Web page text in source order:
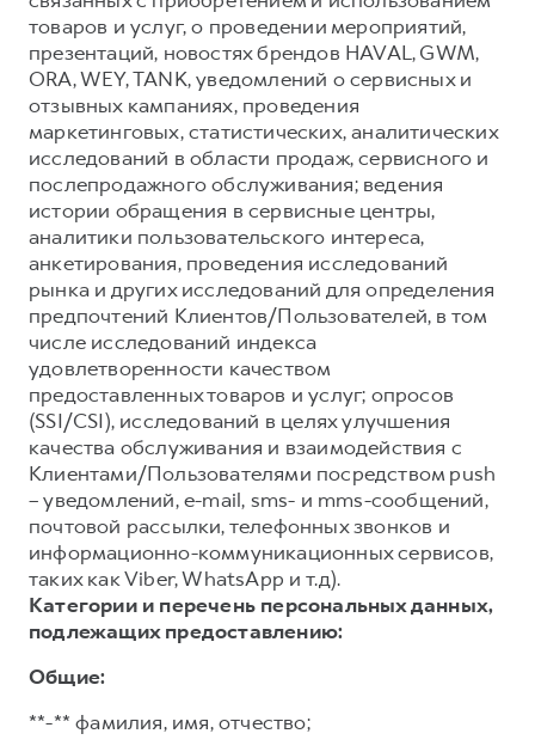
товаров и услуг, о проведении мероприятий,
презентаций, новостях брендов HAVAL, GWM,
ORA, WEY, TANK, уведомлений о сервисных и
отзывных кампаниях, проведения
маркетинговых, статистических, аналитических
исследований в области продаж, сервисного и
послепродажного обслуживания; ведения
истории обращения в сервисные центры,
аналитики пользовательского интереса,
анкетирования, проведения исследований
рынка и других исследований для определения
предпочтений Клиентов/Пользователей, в том
числе исследований индекса
удовлетворенности качеством
предоставленных товаров и услуг; опросов
(SSI/CSI), исследований в целях улучшения
качества обслуживания и взаимодействия с
Клиентами/Пользователями посредством push
– уведомлений, e-mail, sms- и mms-сообщений,
почтовой рассылки, телефонных звонков и
информационно-коммуникационных сервисов,
таких как Viber, WhatsApp и т.д).
Категории и перечень персональных данных,
подлежащих предоставлению:
Общие:
**-** фамилия, имя, отчество;